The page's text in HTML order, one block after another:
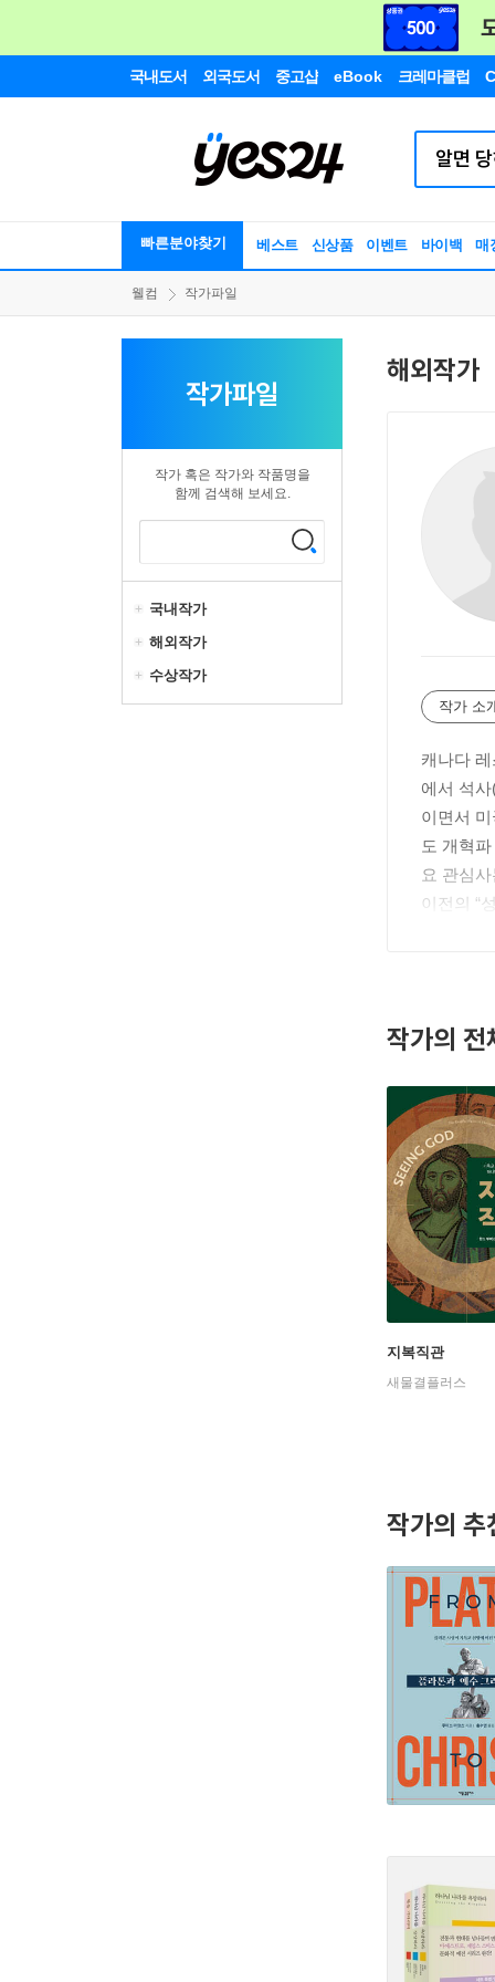
국내도서 외국도서 중고샵 eBook 크레마클럽
빠른분야찾기 베스트 신상품 이벤트 바이백 매
웰컴 작가파일
작가파일
작가 혹은 작가와 작품명을
함께 검색해 보세요.
국내작가
해외작가
수상작가
해외작가
작가 소
캐나다
에서 석
이면서
도 개혁
요 관심
이전의 “
작가의 전
지복직관
새물결플러스
작가의 추